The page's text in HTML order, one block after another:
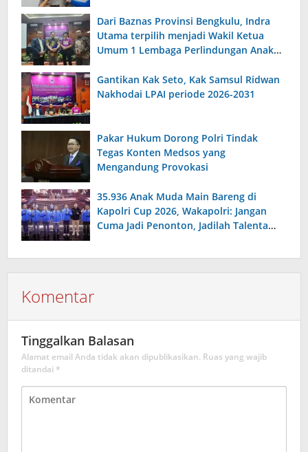
Dari Baznas Provinsi Bengkulu, Indra
Utama terpilih menjadi Wakil Ketua
Umum 1 Lembaga Perlindungan Anak
Gantikan Kak Seto, Kak Samsul Ridwan
Nakhodai LPAI periode 2026-2031
Pakar Hukum Dorong Polri Tindak
Tegas Konten Medsos yang
Mengandung Provokasi
35.936 Anak Muda Main Bareng di
Kapolri Cup 2026, Wakapolri: Jangan
Cuma Jadi Penonton, Jadilah Talenta
Komentar
Tinggalkan Balasan
Alamat email Anda tidak akan dipublikasikan. Ruas yang wajib
ditandai *